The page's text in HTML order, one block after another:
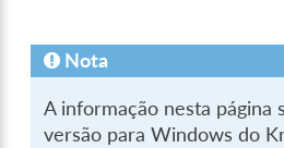
Nota
A informação nesta página
versão para Windows do